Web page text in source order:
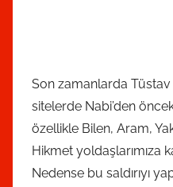
Son zamanlarda
sitelerde Nabi’den
özellikle Bilen, Aram,
Hikmet yoldaşlarımıza
Nedense bu saldırıyı